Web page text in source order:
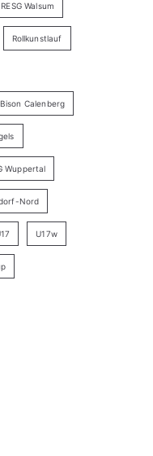
RESG Walsum
Rollkunstlauf
Calenberg
Wuppertal
Nord
U17w